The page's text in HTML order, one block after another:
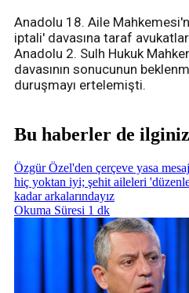
Anadolu 18. Aile
iptali' davasına taraf
Anadolu 2. Sulh Hukuk
davasının sonucunun
duruşmayı ertelemişti.
Bu haberler de
Özgür Özel'den çerçeve yasa
hiç yoktan iyi; şehit aileleri
kadar arkalarındayız
Okuma Süresi 1 dk